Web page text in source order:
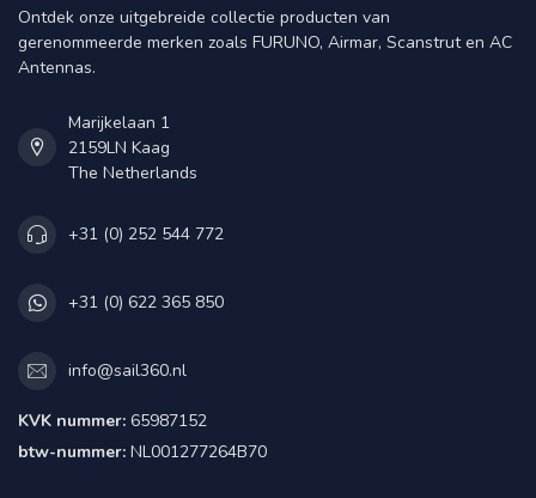
Ontdek onze uitgebreide collectie producten van
gerenommeerde merken zoals FURUNO, Airmar, Scanstrut en AC
Antennas.
Marijkelaan 1
2159LN Kaag
The Netherlands
+31 (0) 252 544 772
+31 (0) 622 365 850
info@sail360.nl
KVK nummer: 65987152
btw-nummer: NL001277264B70